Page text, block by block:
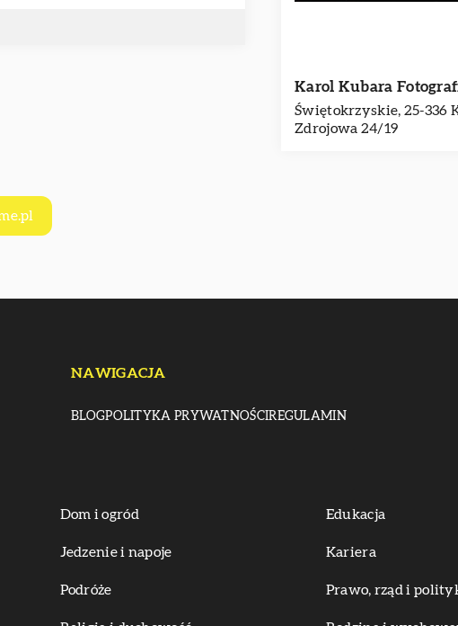
Karol Kubara
Świętokrzyskie, 25-336
Zdrojowa 24/19
NAWIGACJA
BLOGPOLITYKA PRYWATNOŚCIREGULAMIN
Dom i ogród Edukacja
Jedzenie i napoje Kariera
Podróże Prawo, rząd i